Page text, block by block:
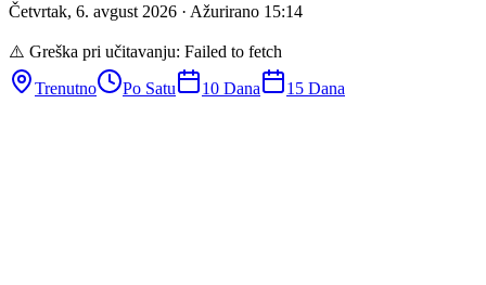
Četvrtak, 6. avgust 2026 · Ažurirano 15:14
⚠️ Greška pri učitavanju: Failed to fetch
Trenutno
Po Satu 10 Dana 15 Dana